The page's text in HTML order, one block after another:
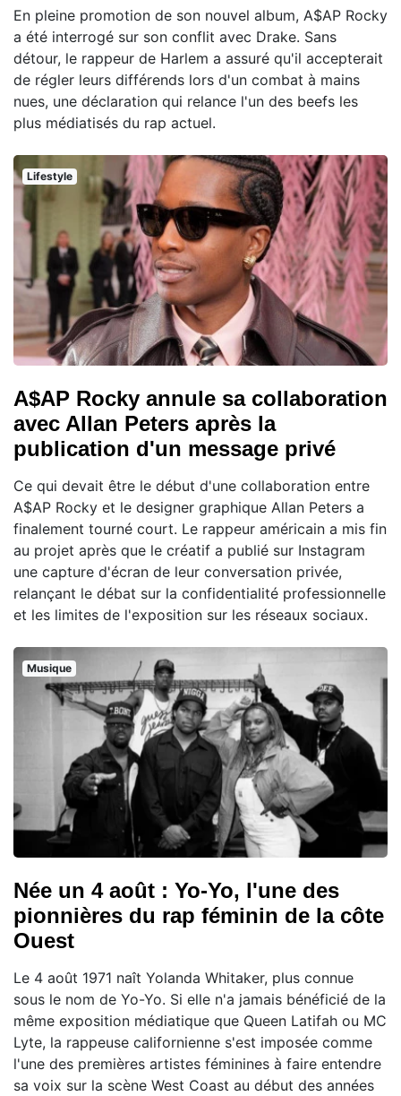
En pleine promotion de son nouvel album, A$AP Rocky
a été interrogé sur son conflit avec Drake. Sans
détour, le rappeur de Harlem a assuré qu'il accepterait
de régler leurs différends lors d'un combat à mains
nues, une déclaration qui relance l'un des beefs les
plus médiatisés du rap actuel.
Lifestyle
A$AP Rocky annule sa collaboration
avec Allan Peters après la
publication d'un message privé
Ce qui devait être le début d'une collaboration entre
A$AP Rocky et le designer graphique Allan Peters a
finalement tourné court. Le rappeur américain a mis fin
au projet après que le créatif a publié sur Instagram
une capture d'écran de leur conversation privée,
relançant le débat sur la confidentialité professionnelle
et les limites de l'exposition sur les réseaux sociaux.
Musique
Née un 4 août : Yo-Yo, l'une des
pionnières du rap féminin de la côte
Ouest
Le 4 août 1971 naît Yolanda Whitaker, plus connue
sous le nom de Yo-Yo. Si elle n'a jamais bénéficié de la
même exposition médiatique que Queen Latifah ou MC
Lyte, la rappeuse californienne s'est imposée comme
l'une des premières artistes féminines à faire entendre
sa voix sur la scène West Coast au début des années